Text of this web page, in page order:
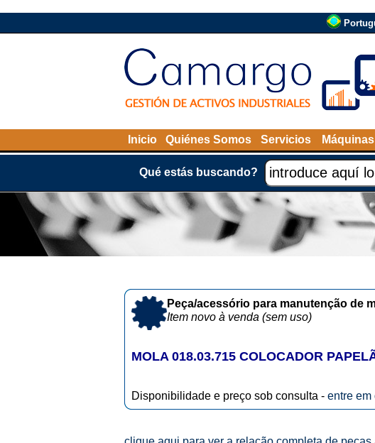
Inicio Quiénes Somos Servicios
Qué estás buscando?
Peça/acessório para manutenção de
Item novo à venda (sem uso)
MOLA 018.03.715 COLOCADOR
Disponibilidade e preço sob consulta - entre em